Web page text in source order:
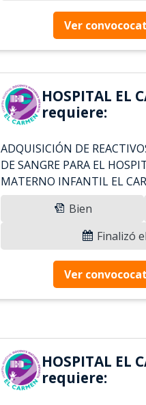
Ver
HOSPITAL EL
requiere:
ADQUISICIÓN DE
DE SANGRE PARA EL
MATERNO INFANTIL EL
Bien
Finalizó
Ver
HOSPITAL EL
requiere: